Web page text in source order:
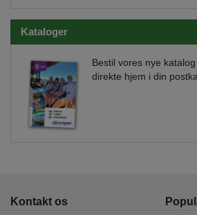
Kataloger
Bestil vores nye
direkte hjem i din
Kontakt os